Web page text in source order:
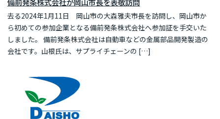
去る2024年1月11日 岡山市の大森雅夫市長を訪問し、岡山市か
ら初めての参加企業となる備前発条株式会社へ参加証を手交いた
しました。 備前発条株式会社は自動車などの金属部品開発製造の
会社です。山根氏は、サプライチェーンの […]